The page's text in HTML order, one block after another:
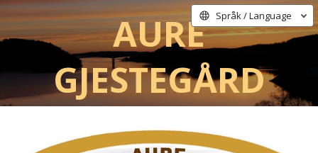
Språk / Language
Aure
Gjestegård